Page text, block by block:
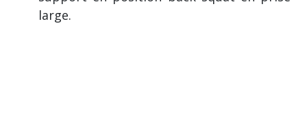
large.